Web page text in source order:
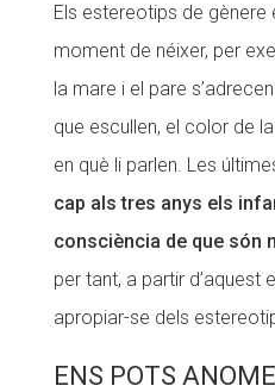
Els estereotips de gènere
moment de néixer, per
la mare i el pare
que escullen, el color de
en què li parlen. Les
cap als tres anys els
consciència de que són
per tant, a partir
apropiar-se dels
ENS POTS